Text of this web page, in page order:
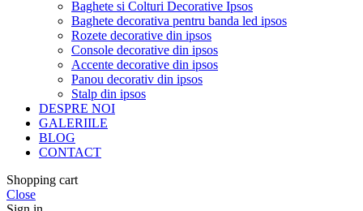
Baghete si Colturi Decorative Ipsos
Baghete decorativa pentru banda led ipsos
Rozete decorative din ipsos
Console decorative din ipsos
Accente decorative din ipsos
Panou decorativ din ipsos
Stalp din ipsos
DESPRE NOI
GALERIILE
BLOG
CONTACT
Shopping cart
Close